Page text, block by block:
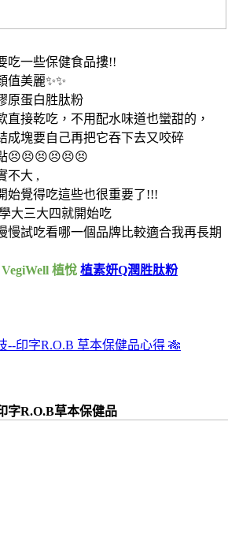
吃一些保健食品摟!!
值美麗✨✨
原蛋白胜肽粉
直接乾吃，不用配水味道也蠻甜的，
成塊要自己再把它吞下去又咬碎
😣😣😣😣😣😣
不大 ,
始覺得吃這些也很重要了!!!
大三大四就開始吃
慢試吃看哪一個品牌比較適合我再長期
VegiWell 植悅 植素妍Q潤胜肽粉
--印字R.O.B 草本保健品心得 🎋
字R.O.B草本保健品